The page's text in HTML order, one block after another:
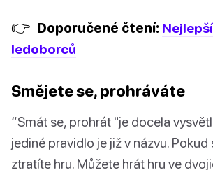
👉 Doporučené čtení:
ledoborců
Smějete se, prohráváte
“Smát se, prohrát "je docela
jediné pravidlo je již v názvu. Pokud
ztratíte hru. Můžete hrát hru ve